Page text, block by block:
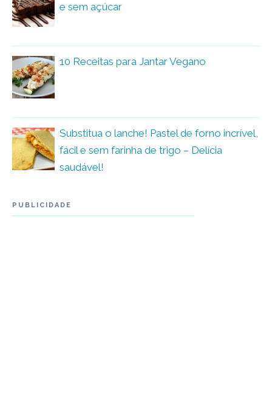
e sem açúcar
10 Receitas para Jantar Vegano
Substitua o lanche! Pastel de forno incrível,
fácil e sem farinha de trigo – Delícia
saudável!
PUBLICIDADE